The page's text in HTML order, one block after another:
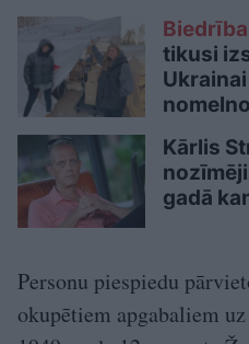
Biedrība
tikusi
Kārlis
gadā
Personu piespiedu
okupētiem apgabaliem